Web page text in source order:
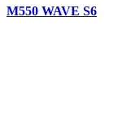
M550 WAVE S6